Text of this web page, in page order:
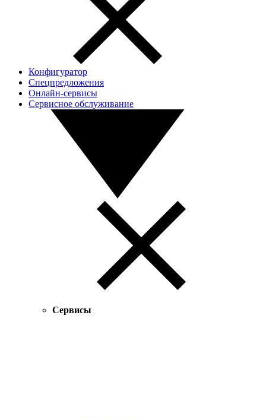
Конфигуратор
Спецпредложения
Онлайн-сервисы
Сервисное обслуживание
Сервисы